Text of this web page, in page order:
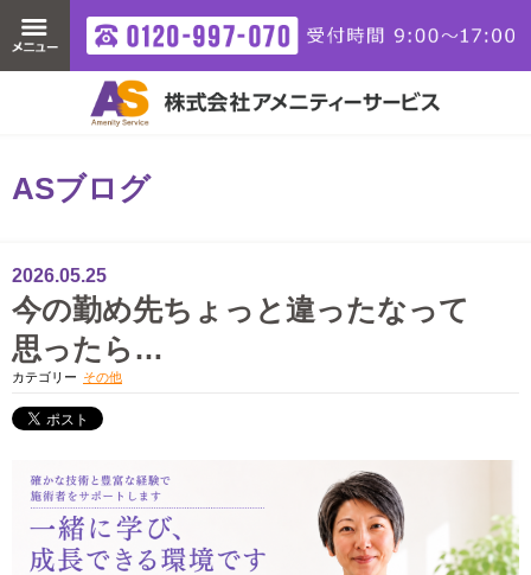
ASブログ
2026.05.25
今の勤め先ちょっと違ったなって
思ったら…
カテゴリー その他